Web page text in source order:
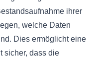
ihrer
welche Daten
Dies ermöglicht eine
sicher, dass die